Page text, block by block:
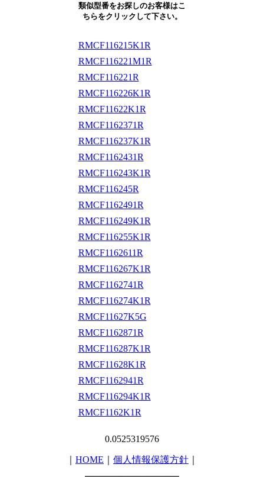
類似型番をお探しのお客様はこ
ちらをクリックして下さい。
RMCF116215K1R
RMCF116221M1R
RMCF116221R
RMCF116226K1R
RMCF11622K1R
RMCF1162371R
RMCF116237K1R
RMCF1162431R
RMCF116243K1R
RMCF116245R
RMCF1162491R
RMCF116249K1R
RMCF116255K1R
RMCF1162611R
RMCF116267K1R
RMCF1162741R
RMCF116274K1R
RMCF11627K5G
RMCF1162871R
RMCF116287K1R
RMCF11628K1R
RMCF1162941R
RMCF116294K1R
RMCF1162K1R
0.0525319576
HOME 個人情報保護方針